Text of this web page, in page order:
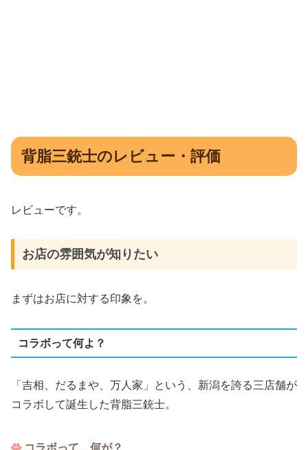
背脂三銃士のレビュー・評価
レビューです。
お店の雰囲気が知りたい
まずはお店に対する印象を。
コラボって何よ？
「吉相、だるまや、万人家」という、新潟を誇る三店舗が
コラボして誕生した背脂三銃士。